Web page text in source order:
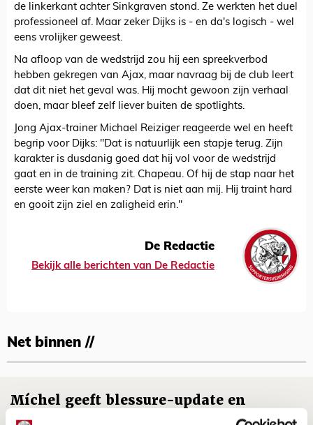
de linkerkant achter Sinkgraven stond. Ze werkten het duel
professioneel af. Maar zeker Dijks is - en da's logisch - wel
eens vrolijker geweest.
Na afloop van de wedstrijd zou hij een spreekverbod
hebben gekregen van Ajax, maar navraag bij de club leert
dat dit niet het geval was. Hij mocht gewoon zijn verhaal
doen, maar bleef zelf liever buiten de spotlights.
Jong Ajax-trainer Michael Reiziger reageerde wel en heeft
begrip voor Dijks: "Dat is natuurlijk een stapje terug. Zijn
karakter is dusdanig goed dat hij vol voor de wedstrijd
gaat en in de training zit. Chapeau. Of hij de stap naar het
eerste weer kan maken? Dat is niet aan mij. Hij traint hard
en gooit zijn ziel en zaligheid erin."
De Redactie
Bekijk alle berichten van De Redactie
Net binnen //
Míchel geeft blessure-update en
spreekt over Godts, Baas en